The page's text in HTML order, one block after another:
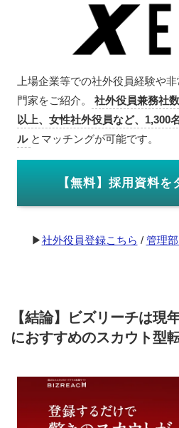
上場企業等での社外役員経験や
門家をご紹介。
社外役員兼務社
以上、女性社外役員など、1,300
ル とマッチングが可能です。
【無料】採用資料を
▶︎社外役員登録こちら / 管理
【結論】ビズリーチは現
におすすめのスカウト型